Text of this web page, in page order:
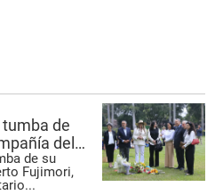
de
del
Jamil
de su
Fujimori,
...